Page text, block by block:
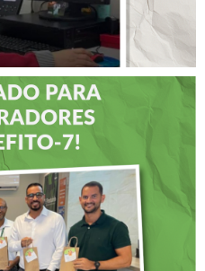
PAIS É
PARA
DO
7